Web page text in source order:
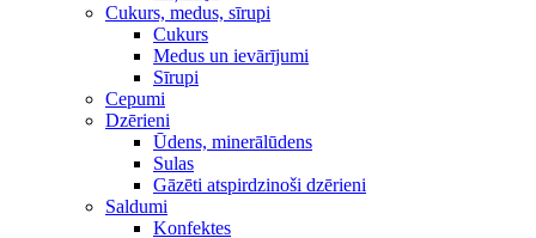
Cukurs, medus, sīrupi
Cukurs
Medus un ievārījumi
Sīrupi
Cepumi
Dzērieni
Ūdens, minerālūdens
Sulas
Gāzēti atspirdzinoši dzērieni
Saldumi
Konfektes